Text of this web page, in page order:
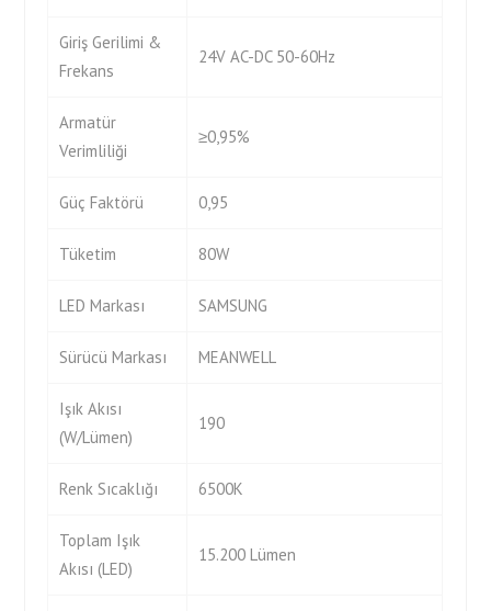
Giriş Gerilimi &
Frekans
24V AC-DC 50-60Hz
Armatür
Verimliliği
≥0,95%
Güç Faktörü 0,95
Tüketim 80W
LED Markası SAMSUNG
Sürücü Markası MEANWELL
Işık Akısı
(W/Lümen)
190
Renk Sıcaklığı 6500K
Toplam Işık
Akısı (LED)
15.200 Lümen